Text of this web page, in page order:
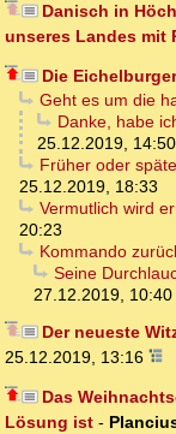
Danisch in
unseres Landes mit
Die
Geht es um die
Danke, habe
25.12.2019, 14:50
Früher oder
25.12.2019, 18:33
Vermutlich wird
20:23
Kommando
Seine
27.12.2019, 10:40
Der neueste
25.12.2019, 13:16
Das
Lösung ist -